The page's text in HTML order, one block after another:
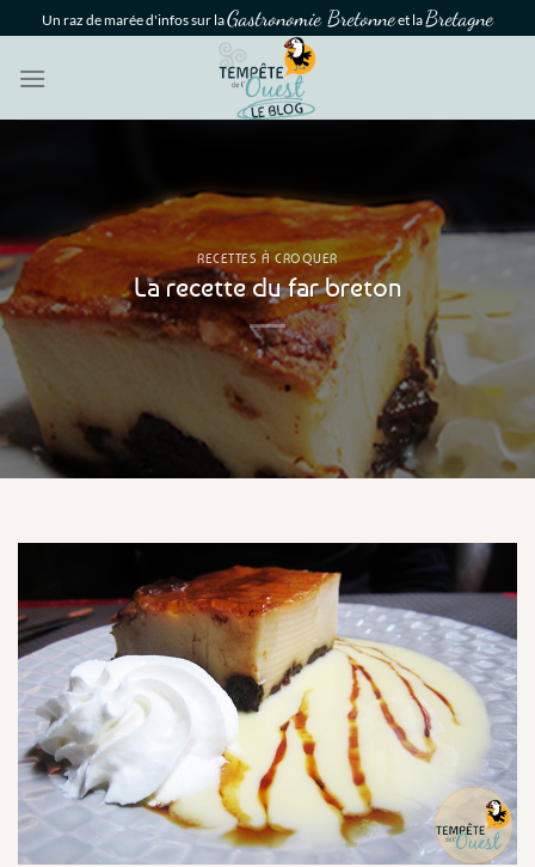
Passer
au
contenu
Un raz de marée d'infos sur laGastronomie Bretonneet laBretagne
RECETTES À CROQUER
La recette du far breton